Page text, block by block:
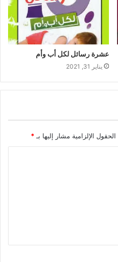
عشرة رسائل لكل أب وأم
يناير 31, 2021
الحقول الإلزامية مشار إليها بـ *